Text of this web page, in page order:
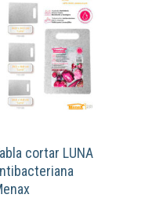
cortar LUNA